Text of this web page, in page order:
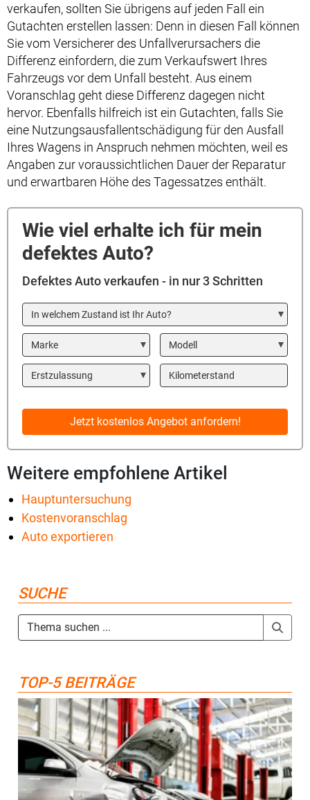
verkaufen, sollten Sie übrigens auf jeden Fall ein
Gutachten erstellen lassen: Denn in diesen Fall können
Sie vom Versicherer des Unfallverursachers die
Differenz einfordern, die zum Verkaufswert Ihres
Fahrzeugs vor dem Unfall besteht. Aus einem
Voranschlag geht diese Differenz dagegen nicht
hervor. Ebenfalls hilfreich ist ein Gutachten, falls Sie
eine Nutzungsausfallentschädigung für den Ausfall
Ihres Wagens in Anspruch nehmen möchten, weil es
Angaben zur voraussichtlichen Dauer der Reparatur
und erwartbaren Höhe des Tagessatzes enthält.
Wie viel erhalte ich für mein
defektes Auto?
Defektes Auto verkaufen - in nur 3 Schritten
In welchem Zustand ist Ihr Auto?
Marke Modell
Year Kilometerstand
Jetzt kostenlos Angebot anfordern!
Weitere empfohlene Artikel
Hauptuntersuchung
Kostenvoranschlag
Auto exportieren
SUCHE
TOP-5 BEITRÄGE